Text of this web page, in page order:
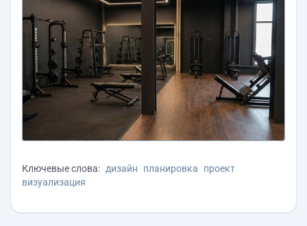
Ключевые слова: дизайн планировка
проект
визуализация